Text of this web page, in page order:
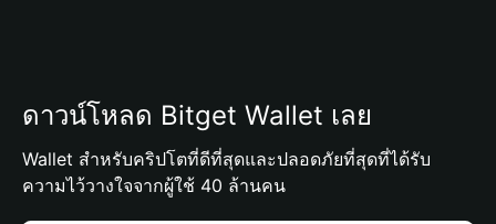
ดาวน์โหลด Bitget Wallet เลย
Wallet สำหรับคริปโตที่ดีที่สุดและปลอดภัยที่สุดที่ได้รับ
ความไว้วางใจจากผู้ใช้ 40 ล้านคน